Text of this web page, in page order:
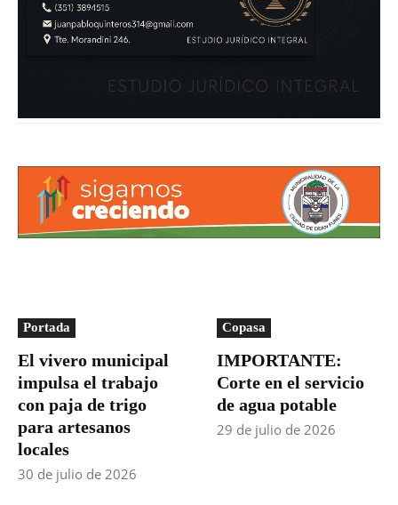
Portada
El vivero municipal
impulsa el trabajo
con paja de trigo
para artesanos
locales
30 de julio de 2026
Copasa
IMPORTANTE:
Corte en el servicio
de agua potable
29 de julio de 2026